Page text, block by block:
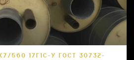
560 17Г1С-У ГОСТ 30732-